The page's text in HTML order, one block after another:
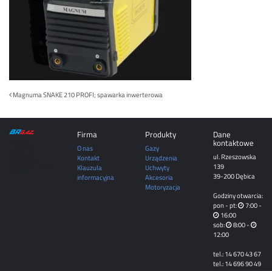
Post
navigation
Magnuma SNAKE 210 PROFI; spawarka inwerterowa
Firma
O nas
Kontakt
Klauzula
informacyjna
Produkty
Gazy
Urządzenia
Uchwyty
Akcesoria
Motoryzacja
Dane
kontaktowe
ul. Rzeszowska
139
39-200 Dębica
Godziny otwarcia:
pon - pt:
7:00 -
16:00
sob:
8:00 -
12:00
tel.: 14 670 43 67
tel.: 14 696 90 49